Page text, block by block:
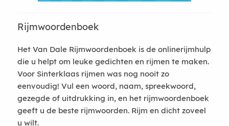
Rijmwoordenboek
Het Van Dale Rijmwoordenboek is de onlinerijmhulp
die u helpt om leuke gedichten en rijmen te maken.
Voor Sinterklaas rijmen was nog nooit zo
eenvoudig! Vul een woord, naam, spreekwoord,
gezegde of uitdrukking in, en het rijmwoordenboek
geeft u de beste rijmwoorden. Rijm en dicht zoveel
u wilt.